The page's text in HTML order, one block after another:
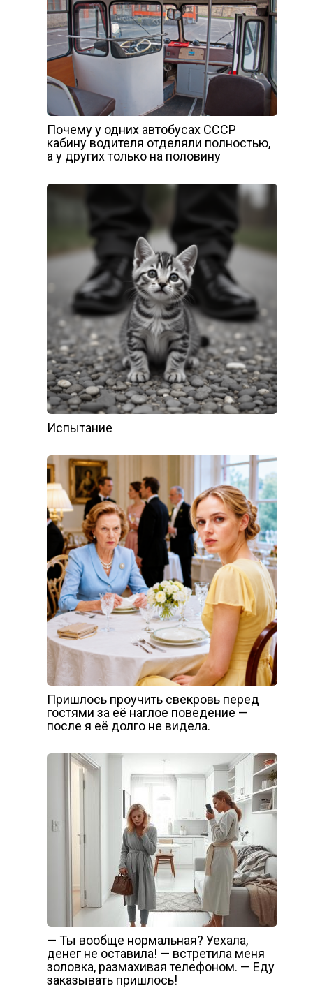
Почему у одних автобусах СССР
кабину водителя отделяли полностью,
а у других только на половину
Испытание
Пришлось проучить свекровь перед
гостями за её наглое поведение —
после я её долго не видела.
— Ты вообще нормальная? Уехала,
денег не оставила! — встретила меня
золовка, размахивая телефоном. — Еду
заказывать пришлось!